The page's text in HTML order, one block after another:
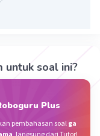
pencemaran,
langsung,
untuk soal ini?
Plus
pembahasan soalga
, langsung dari Tutor!